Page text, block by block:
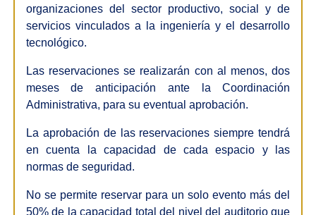
organizaciones del sector productivo, social y de
servicios vinculados a la ingeniería y el desarrollo
tecnológico.
Las reservaciones se realizarán con al menos, dos
meses de anticipación ante la Coordinación
Administrativa, para su eventual aprobación.
La aprobación de las reservaciones siempre tendrá
en cuenta la capacidad de cada espacio y las
normas de seguridad.
No se permite reservar para un solo evento más del
50% de la capacidad total del nivel del auditorio que